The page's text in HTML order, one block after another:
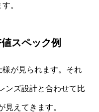
。
スペック例
が見られます。それ
ンズ設計と合わせて比
見えてきます。